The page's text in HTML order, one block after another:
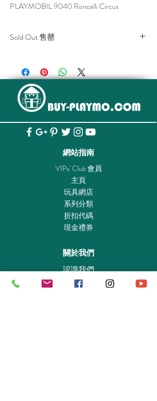
PLAYMOBIL 9040 Roncalli Circus
Sold Out 售罄
該貨品已全部售罄。
網站指南
VIPs' Club 會員
主頁
玩具網店
系列分類
折扣代碼
現金禮券
關於我們
認識我們
實體專賣店